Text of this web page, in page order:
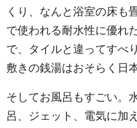
くり、なんと浴室の床
で使われる耐水性に優れ
で、タイルと違ってすべ
敷きの銭湯はおそらく日
そしてお風呂もすごい。
呂、ジェット、電気に加